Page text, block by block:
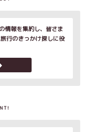
情報を集約し、皆さま
行のきっかけ探しに役